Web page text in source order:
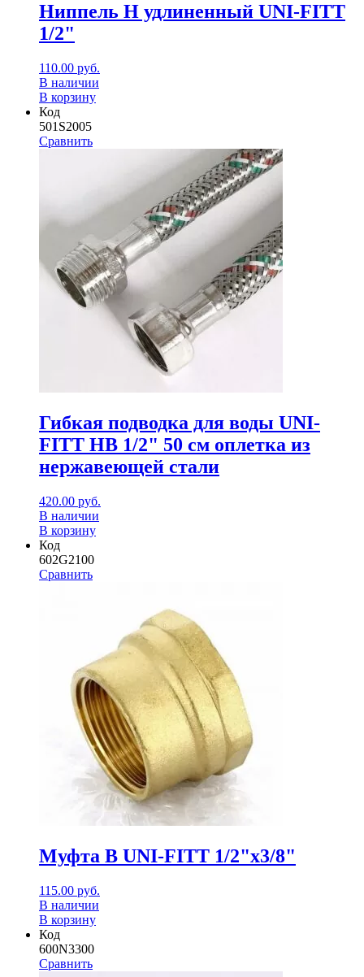
Ниппель Н удлиненный UNI-FITT
1/2"
110.00 руб.
В наличии
В корзину
Код
501S2005
Сравнить
Гибкая подводка для воды UNI-
FITT НВ 1/2" 50 см оплетка из
нержавеющей стали
420.00 руб.
В наличии
В корзину
Код
602G2100
Сравнить
Муфта В UNI-FITT 1/2"х3/8"
115.00 руб.
В наличии
В корзину
Код
600N3300
Сравнить